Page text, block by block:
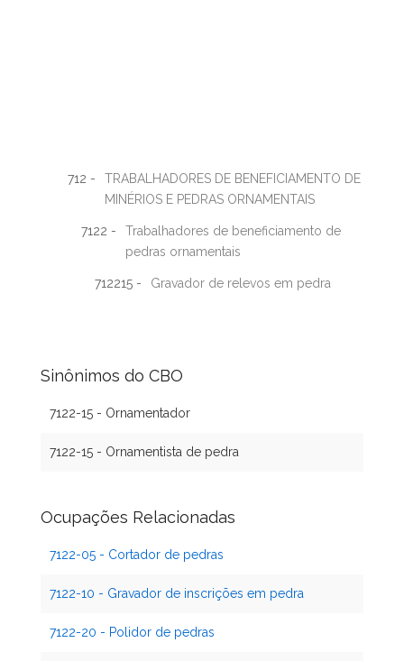
712 -
TRABALHADORES DE BENEFICIAMENTO DE
MINÉRIOS E PEDRAS ORNAMENTAIS
7122 -
Trabalhadores de beneficiamento de
pedras ornamentais
712215 - Gravador de relevos em pedra
Sinônimos do CBO
7122-15 - Ornamentador
7122-15 - Ornamentista de pedra
Ocupações Relacionadas
7122-05 - Cortador de pedras
7122-10 - Gravador de inscrições em pedra
7122-20 - Polidor de pedras